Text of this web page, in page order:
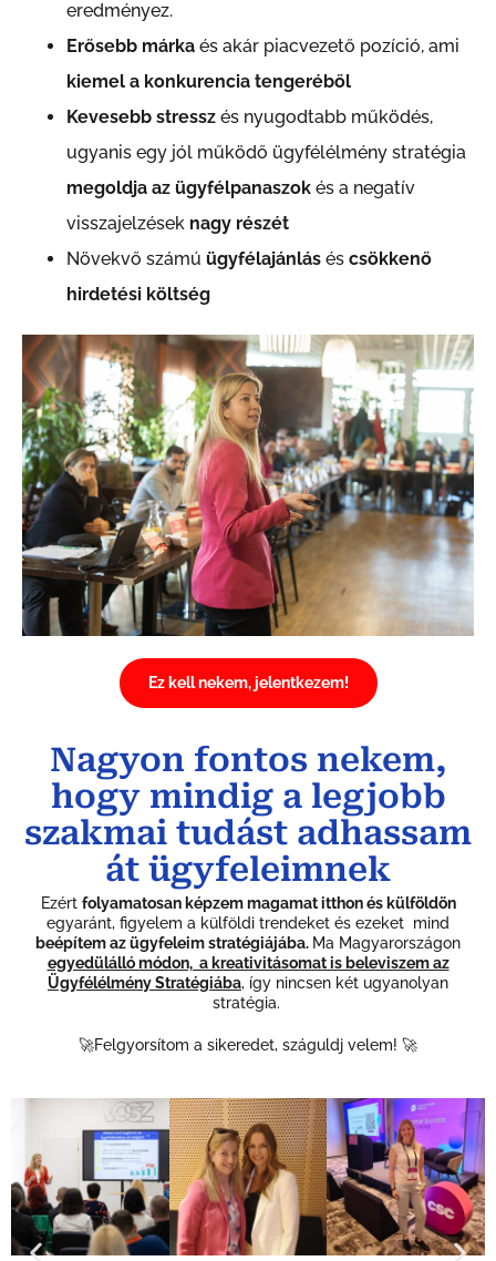
eredményez.
Erősebb márka és akár piacvezető pozíció, ami
kiemel a konkurencia tengeréből
Kevesebb stressz és nyugodtabb működés,
ugyanis egy jól működő ügyfélélmény stratégia
megoldja az ügyfélpanaszok és a negatív
visszajelzések nagy részét
Növekvő számú ügyfélajánlás és csökkenő
hirdetési költség
Ez kell nekem, jelentkezem!
Nagyon fontos nekem,
hogy mindig a legjobb
szakmai tudást adhassam
át ügyfeleimnek
Ezért folyamatosan képzem magamat itthon és külföldön
egyaránt, figyelem a külföldi trendeket és ezeket mind
beépítem az ügyfeleim stratégiájába. Ma Magyarországon
egyedülálló módon, a kreativitásomat is beleviszem az
Ügyfélélmény Stratégiába, így nincsen két ugyanolyan
stratégia.
🚀Felgyorsítom a sikeredet, száguldj velem! 🚀